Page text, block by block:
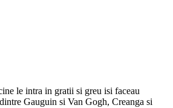
le intra in gratii si greu isi faceau
Gauguin si Van Gogh, Creanga si